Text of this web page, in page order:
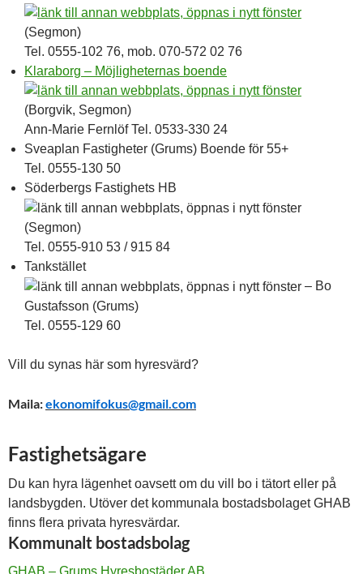
(Segmon)
Tel. 0555-102 76, mob. 070-572 02 76
Klaraborg – Möjligheternas boende
(Borgvik, Segmon)
Ann-Marie Fernlöf Tel. 0533-330 24
Sveaplan Fastigheter (Grums) Boende för 55+
Tel. 0555-130 50
Söderbergs Fastighets HB
(Segmon)
Tel. 0555-910 53 / 915 84
Tankstället
– Bo
Gustafsson (Grums)
Tel. 0555-129 60
Vill du synas här som hyresvärd?
Maila:ekonomifokus@gmail.com
Fastighetsägare
Du kan hyra lägenhet oavsett om du vill bo i tätort eller på
landsbygden. Utöver det kommunala bostadsbolaget GHAB
finns flera privata hyresvärdar.
Kommunalt bostadsbolag
GHAB – Grums Hyresbostäder AB